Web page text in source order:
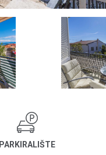
PARKIRALIŠTE